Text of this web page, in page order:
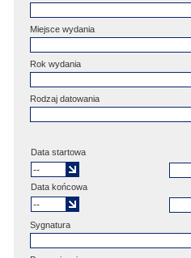
Miejsce wydania
Rok wydania
Rodzaj datowania
Data startowa
Data końcowa
Sygnatura